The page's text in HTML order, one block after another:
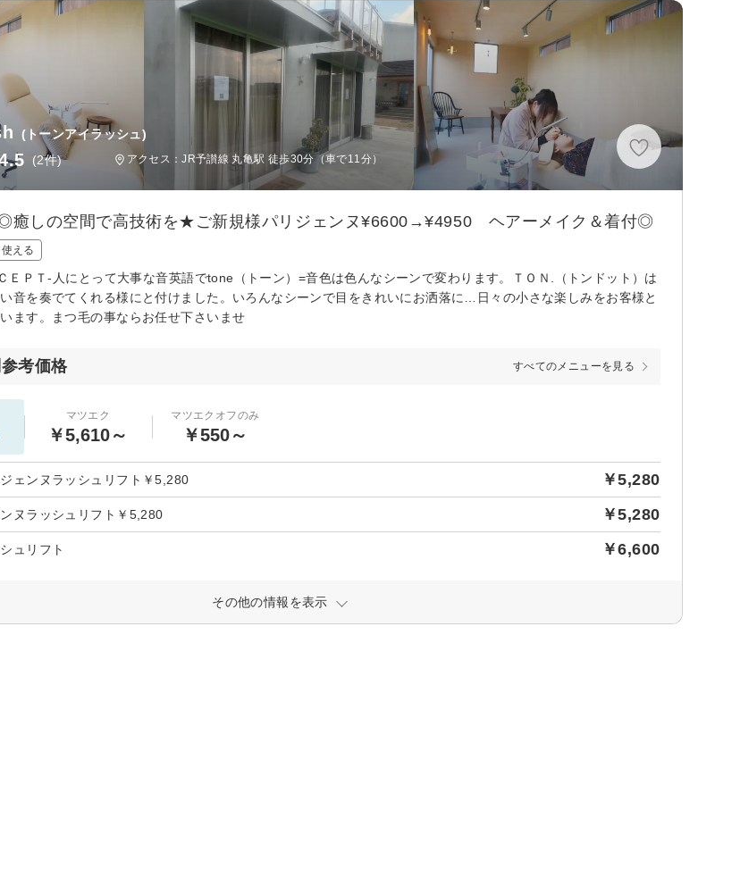
(トーンアイラッシュ)
(2件) アクセス：JR予讃線 丸亀駅 徒歩30分（車で11分）
癒しの空間で高技術を★ご新規様パリジェンヌ¥6600→¥4950 ヘアーメイク＆着付◎
える
ＰＴ-人にとって大事な音英語でtone（トーン）=音色は色んなシーンで変わります。ＴＯＮ.（トンドット）は
音を奏でてくれる様にと付けました。いろんなシーンで目をきれいにお洒落に…日々の小さな楽しみをお客様と
ます。まつ毛の事ならお任せ下さいませ
考価格 すべてのメニューを見る
マツエク
￥5,610～
マツエクオフのみ
￥550～
ジェンヌラッシュリフト￥5,280 ￥5,280
ンヌラッシュリフト￥5,280 ￥5,280
ュリフト ￥6,600
その他の情報を表示